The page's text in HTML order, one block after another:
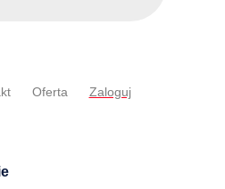
Oferta Zaloguj